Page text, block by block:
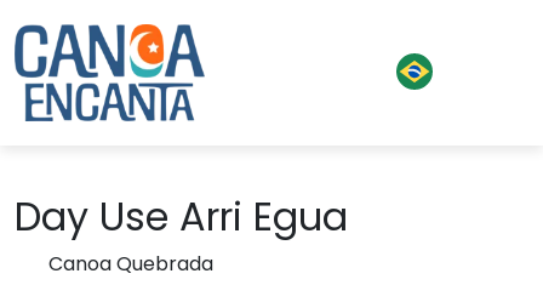
Day Use Arri Egua
Canoa Quebrada